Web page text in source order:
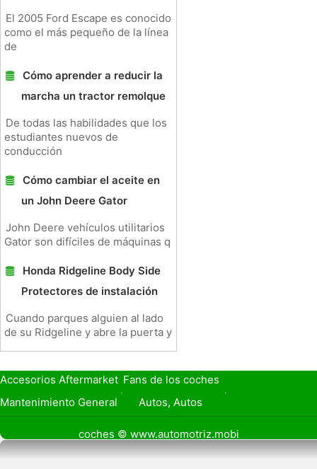
El 2005 Ford Escape es conocido
como el más pequeño de la línea
de
Cómo aprender a reducir la
marcha un tractor remolque
De todas las habilidades que los
estudiantes nuevos de
conducción
Cómo cambiar el aceite en
un John Deere Gator
John Deere vehículos utilitarios
Gator son difíciles de máquinas q
Honda Ridgeline Body Side
Protectores de instalación
Cuando parques alguien al lado
de su Ridgeline y abre la puerta y
Accesorios Aftermarket Fans de los coches
Seguro de Coche
Préstamos y Financiación
Mantenimiento General
Autos, Autos
Seguridad Vial
Combustibles
Vender Mi Cochecoches © www.automotriz.mobi